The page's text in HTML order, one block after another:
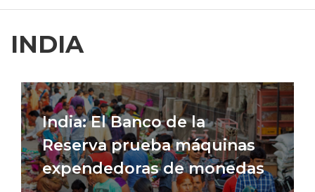
INDIA
India: El Banco de la
Reserva prueba máquinas
expendedoras de monedas